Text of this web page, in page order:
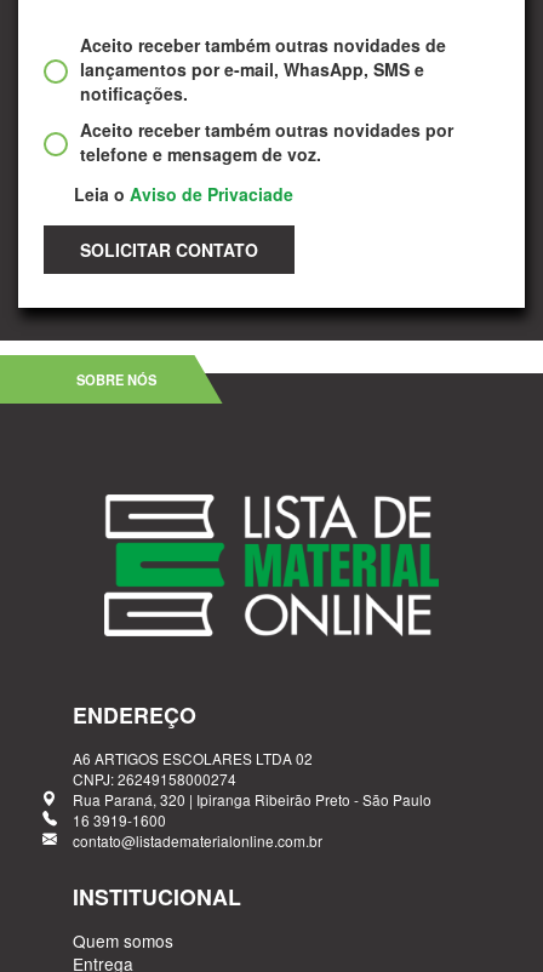
Aceito receber também outras novidades de
lançamentos por e-mail, WhasApp, SMS e
notificações.
Aceito receber também outras novidades por
telefone e mensagem de voz.
Leia o Aviso de Privaciade
SOLICITAR CONTATO
SOBRE NÓS
ENDEREÇO
A6 ARTIGOS ESCOLARES LTDA 02
CNPJ: 26249158000274
Rua Paraná, 320 | Ipiranga Ribeirão Preto - São Paulo
16 3919-1600
contato@listadematerialonline.com.br
INSTITUCIONAL
Quem somos
Entrega